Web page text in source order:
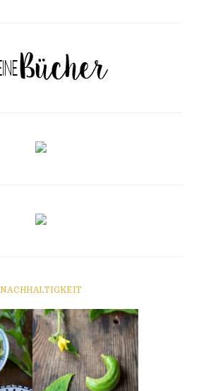
NACHHALTIGKEIT